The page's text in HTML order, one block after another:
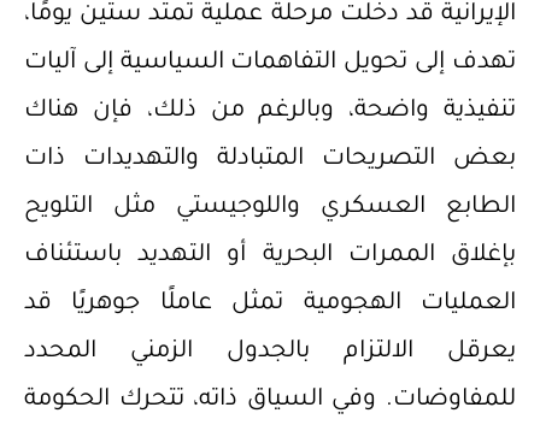
الإيرانية قد دخلت مرحلة عملية تمتد ستين يومًا،
تهدف إلى تحويل التفاهمات السياسية إلى آليات
تنفيذية واضحة، وبالرغم من ذلك، فإن هناك
بعض التصريحات المتبادلة والتهديدات ذات
الطابع العسكري واللوجيستي مثل التلويح
بإغلاق الممرات البحرية أو التهديد باستئناف
العمليات الهجومية تمثل عاملًا جوهريًا قد
يعرقل الالتزام بالجدول الزمني المحدد
للمفاوضات. وفي السياق ذاته، تتحرك الحكومة